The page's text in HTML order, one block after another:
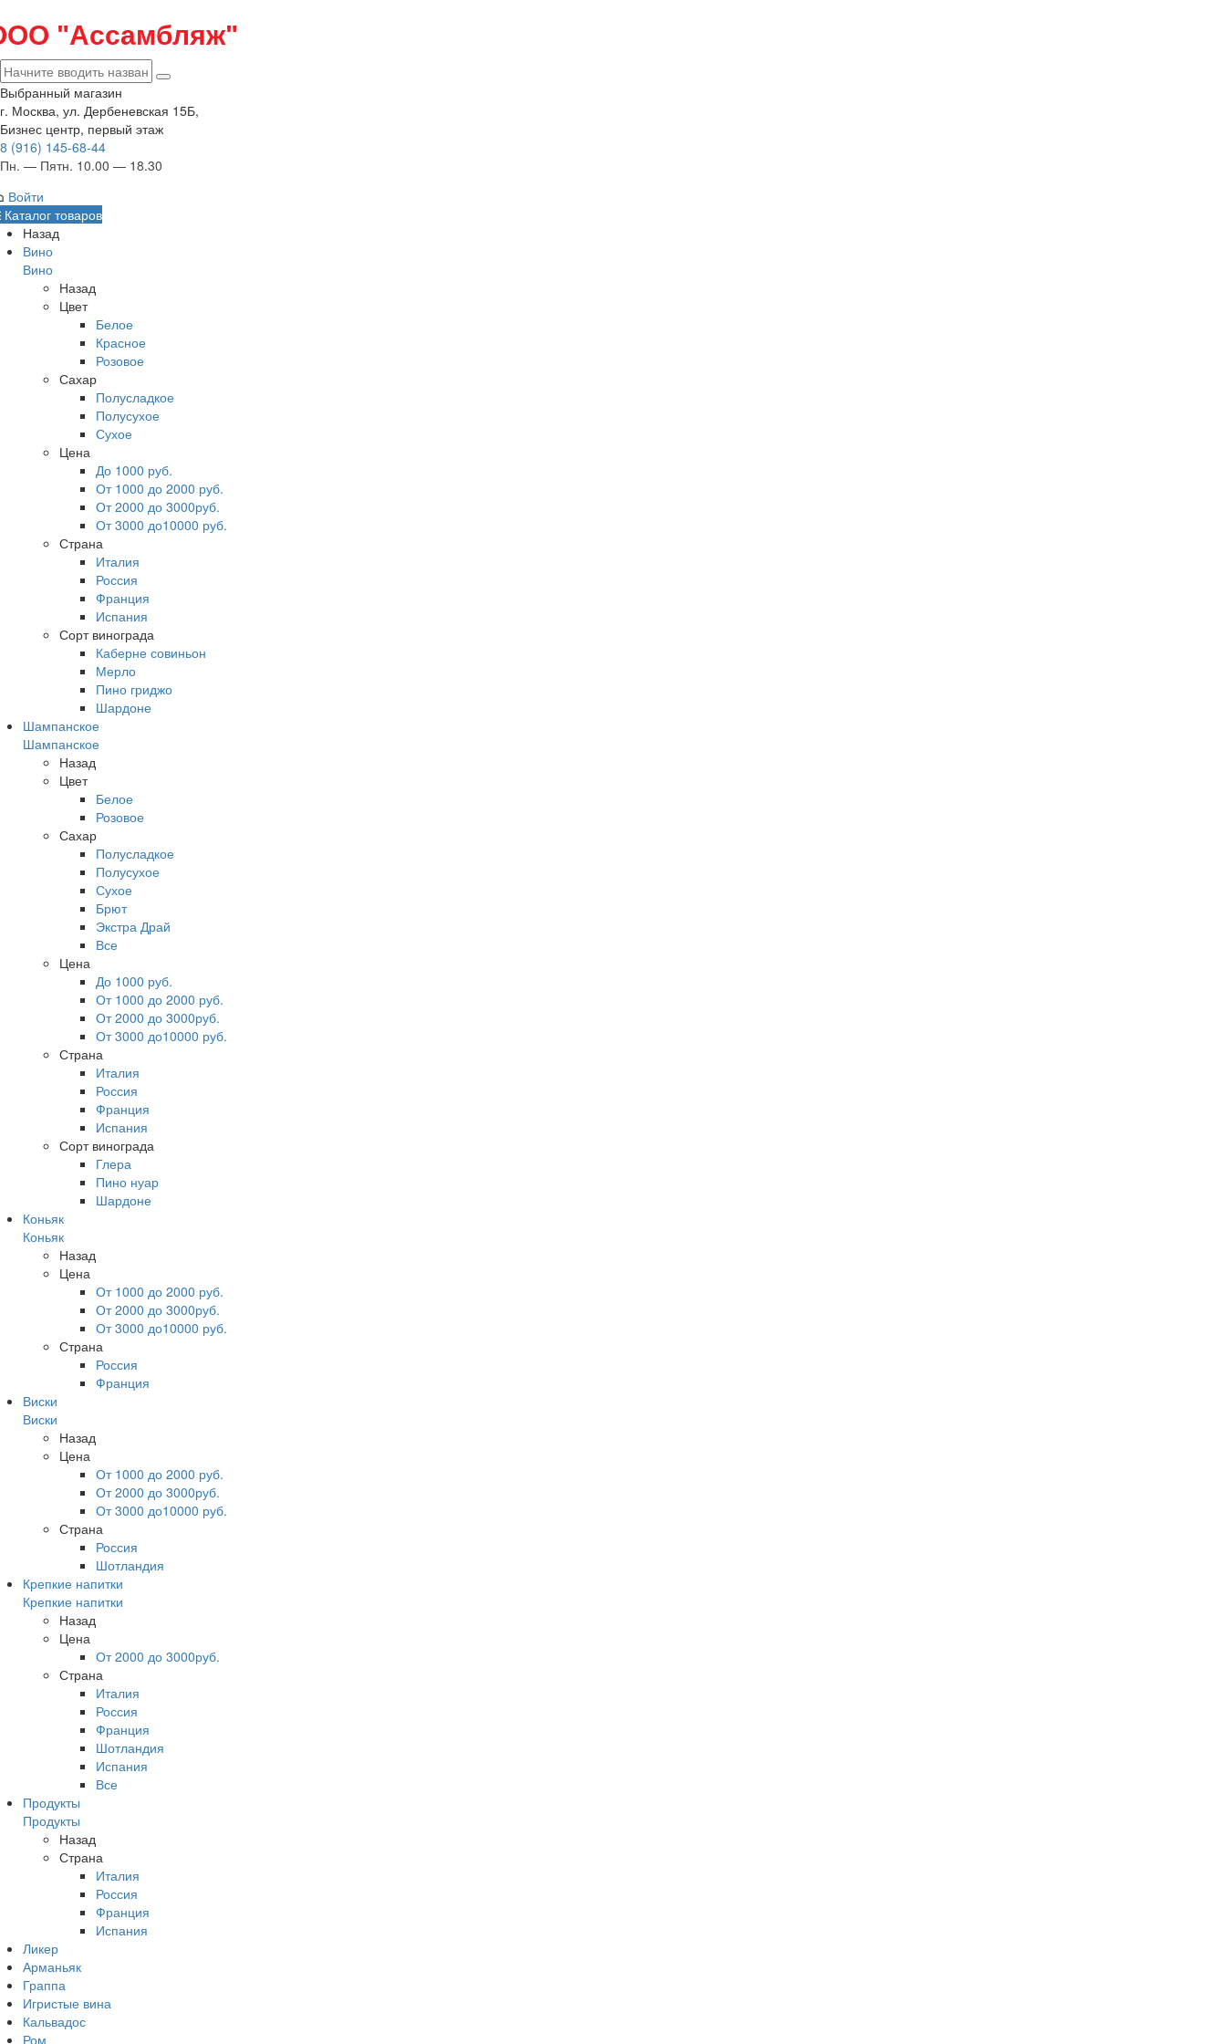
"Ассамбляж"
Выбранный магазин
г. Москва, ул. Дербеневская 15Б,
Бизнес центр, первый этаж
8 (916) 145-68-44
Пн. — Пятн. 10.00 — 18.30
Войти
Каталог товаров
Назад
Вино
Вино
Назад
Цвет
Белое
Красное
Розовое
Сахар
Полусладкое
Полусухое
Сухое
Цена
До 1000 руб.
От 1000 до 2000 руб.
От 2000 до 3000руб.
От 3000 до10000 руб.
Страна
Италия
Россия
Франция
Испания
Сорт винограда
Каберне совиньон
Мерло
Пино гриджо
Шардоне
Шампанское
Шампанское
Назад
Цвет
Белое
Розовое
Сахар
Полусладкое
Полусухое
Сухое
Брют
Экстра Драй
Все
Цена
До 1000 руб.
От 1000 до 2000 руб.
От 2000 до 3000руб.
От 3000 до10000 руб.
Страна
Италия
Россия
Франция
Испания
Сорт винограда
Глера
Пино нуар
Шардоне
Коньяк
Коньяк
Назад
Цена
От 1000 до 2000 руб.
От 2000 до 3000руб.
От 3000 до10000 руб.
Страна
Россия
Франция
Виски
Виски
Назад
Цена
От 1000 до 2000 руб.
От 2000 до 3000руб.
От 3000 до10000 руб.
Страна
Россия
Шотландия
Крепкие напитки
Крепкие напитки
Назад
Цена
От 2000 до 3000руб.
Страна
Италия
Россия
Франция
Шотландия
Испания
Все
Продукты
Продукты
Назад
Страна
Италия
Россия
Франция
Испания
Ликер
Арманьяк
Граппа
Игристые вина
Кальвадос
Ром